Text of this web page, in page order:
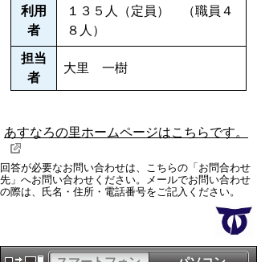
利用
者
１３５人（定員） （職員４
８人）
担当
者
大里 一樹
あすなろの里ホームページはこちらです。
回答が必要なお問い合わせは、こちらの「お問合わせ
先」へお問い合わせください。メールでお問い合わせ
の際は、氏名・住所・電話番号をご記入ください。